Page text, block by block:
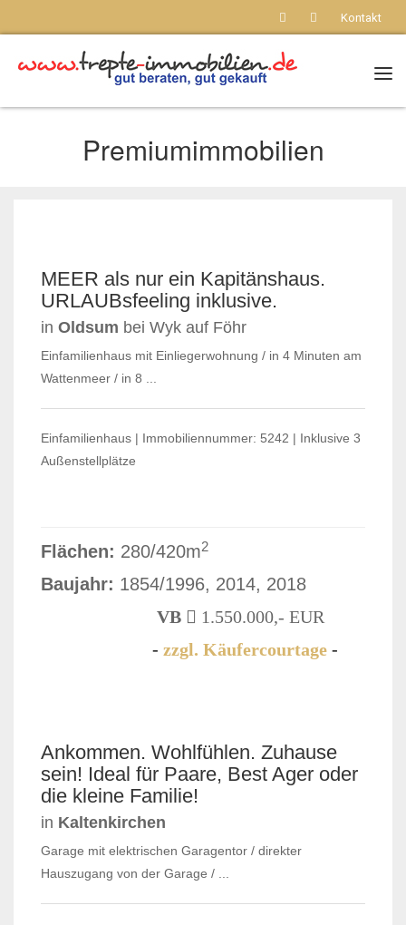
Kontakt
Premiumimmobilien
MEER als nur ein Kapitänshaus.
URLAUBsfeeling inklusive.
in Oldsum bei Wyk auf Föhr
Einfamilienhaus mit Einliegerwohnung / in 4 Minuten am
Wattenmeer / in 8 ...
Einfamilienhaus | Immobiliennummer: 5242 | Inklusive 3
Außenstellplätze
Flächen: 280/420m2
Baujahr: 1854/1996, 2014, 2018
VB
1.550.000,- EUR
- zzgl. Käufercourtage -
VERKAUFT
Ankommen. Wohlfühlen. Zuhause
sein! Ideal für Paare, Best Ager oder
die kleine Familie!
in Kaltenkirchen
Garage mit elektrischen Garagentor / direkter
Hauszugang von der Garage / ...